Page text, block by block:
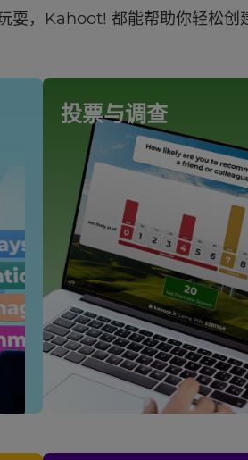
耍，Kahoot! 都能帮助你轻松创
投票与调查